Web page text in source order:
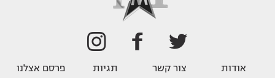
אודות צור קשר תגיות פרסם אצלנו